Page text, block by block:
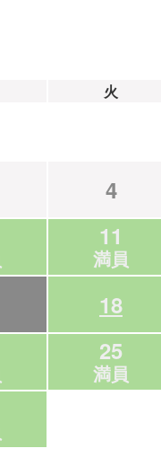
火
4
11
満員
18
25
満員